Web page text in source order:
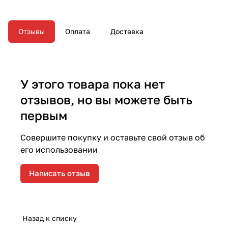
Отзывы Оплата Доставка
У этого товара пока нет
отзывов, но вы можете быть
первым
Совершите покупку и оставьте свой отзыв об
его использовании
Написать отзыв
Назад к списку